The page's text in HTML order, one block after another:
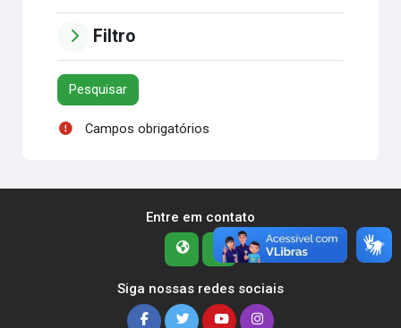
Filtro
Filtro Filtro
Campos obrigatórios
Entre em contato
Siga nossas redes sociais